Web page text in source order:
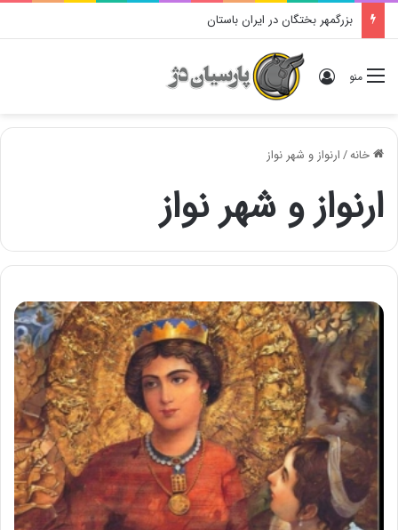
بزرگمهر بختگان در ایران باستان
منو ورود
خانه/ارنواز و شهر نواز
ارنواز و شهر نواز